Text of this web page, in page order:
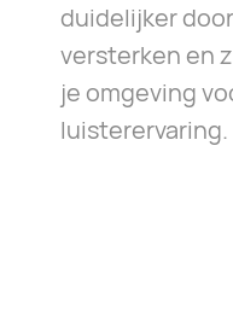
duidelijker
versterken en
je omgeving
luisterervaring.